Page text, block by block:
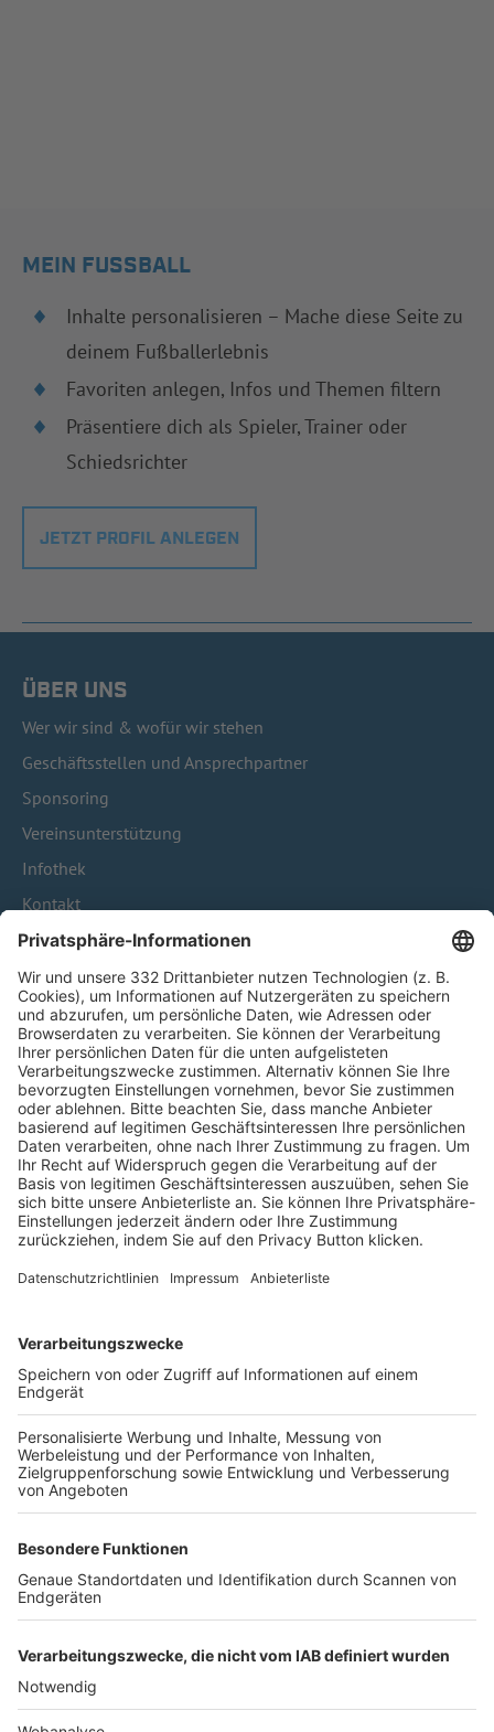
MEIN FUSSBALL
Inhalte personalisieren – Mache diese Seite zu
deinem Fußballerlebnis
Favoriten anlegen, Infos und Themen filtern
Präsentiere dich als Spieler, Trainer oder
Schiedsrichter
JETZT PROFIL ANLEGEN
ÜBER UNS
Wer wir sind & wofür wir stehen
Geschäftsstellen und Ansprechpartner
Sponsoring
Vereinsunterstützung
Infothek
Kontakt
HÄUFIG BESUCHTE SEITEN
Pässe und Vereinswechsel
Trainerausbildung
Schulungsangebot Vereinsmitarbeiter
BFV-Geschäftsstellen
Trainerbörse
Login SpielPlus
FOLGE DEM BFV
TOP-VEREINE
TOP-PARTNER